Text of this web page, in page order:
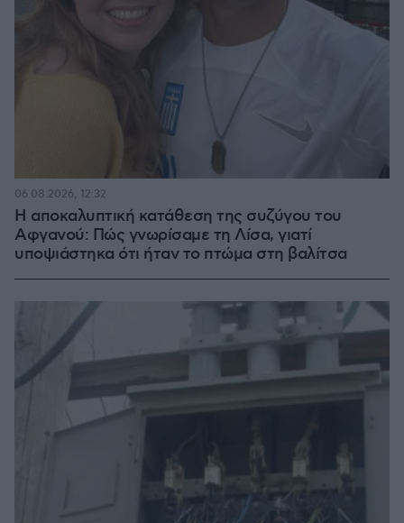
Η αποκαλυπτική κατάθεση της συζύγου του
Αφγανού: Πώς γνωρίσαμε τη Λίσα, γιατί
υποψιάστηκα ότι ήταν το πτώμα στη βαλίτσα
06.08.2026, 12:32